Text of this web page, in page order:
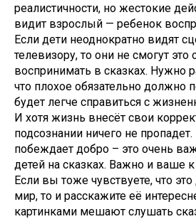
реалистичности, но жестокие
видит взрослый — ребенок
Если дети неоднократно видят
телевизору, то они не смогут это
воспринимать в сказках. Нужно
что плохое обязательно должно
будет легче справиться с
И хотя жизнь внесёт свои
подсознании ничего не
побеждает добро – это очень
детей на сказках. Важно и ваше
Если вы тоже чувствуете, что
мир, то и расскажите её
картинками мешают слушать